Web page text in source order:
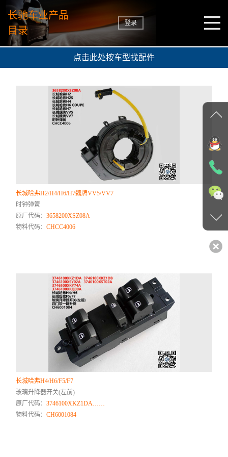
长驰车业产品
目录
登录
点击此处按车型找配件
长城哈弗H2/H4/H6/H7魏牌VV5/VV7
时钟弹簧
原厂代码：3658200XSZ08A
物料代码：CHCC4006
长城哈弗H4/H6/F5/F7
玻璃升降器开关(左前)
原厂代码：3746100XKZ1DA……
物料代码：CH6001084